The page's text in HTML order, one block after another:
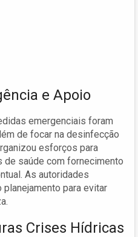
e Apoio
emergenciais foram
de focar na desinfecção
esforços para
de saúde com fornecimento
As autoridades
para evitar
Crises Hídricas